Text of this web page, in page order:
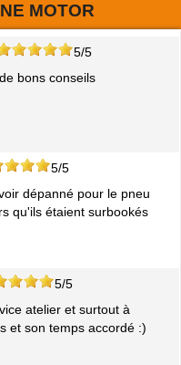
MOTOR
5/5
bons conseils
5/5
dépanné pour le pneu
qu'ils étaient surbookés
5/5
atelier et surtout à
et son temps accordé :)